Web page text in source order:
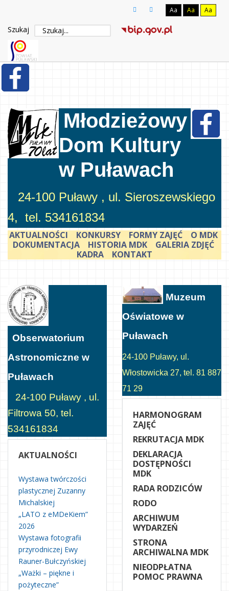
Aa Aa Aa
Szukaj
Młodzieżowy
Dom Kultury
w Puławach
24-100 Puławy , ul. Sieroszewskiego
4, tel. 534161834
AKTUALNOŚCI KONKURSY FORMY ZAJĘĆ
O MDK
DOKUMENTACJA
HISTORIA MDK
GALERIA ZDJĘĆ
KADRA
KONTAKT
Obserwatorium
Astronomiczne w
Puławach
24-100 Puławy , ul.
Filtrowa 50, tel.
534161834
AKTUALNOŚCI
Wystawa twórczości
plastycznej Zuzanny
Michalskiej
„LATO z eMDeKiem”
2026
Wystawa fotografii
przyrodniczej Ewy
Rauner-Bułczyńskiej
„Ważki – piękne i
pożyteczne”
Muzeum
Oświatowe w
Puławach
24-100 Puławy, ul.
Włostowicka 27, tel. 81 887
71 29
HARMONOGRAM
ZAJĘĆ
REKRUTACJA MDK
DEKLARACJA
DOSTĘPNOŚCI
MDK
RADA RODZICÓW
RODO
ARCHIWUM
WYDARZEŃ
STRONA
ARCHIWALNA MDK
NIEODPŁATNA
POMOC PRAWNA